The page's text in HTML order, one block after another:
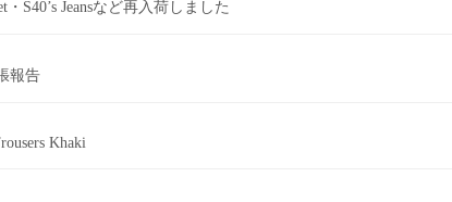
・S40’s Jeansなど再入荷しました
報告
Khaki